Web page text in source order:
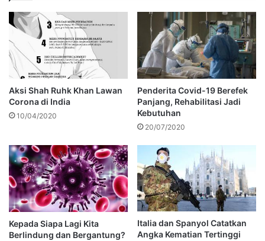
Aksi Shah Ruhk Khan Lawan
Corona di India
10/04/2020
Penderita Covid-19 Berefek
Panjang, Rehabilitasi Jadi
Kebutuhan
20/07/2020
Kepada Siapa Lagi Kita
Berlindung dan Bergantung?
Italia dan Spanyol Catatkan
Angka Kematian Tertinggi